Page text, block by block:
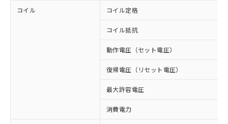
コイル コイル定格
コイル抵抗
動作電圧（セット電圧）
復帰電圧（リセット電圧）
最大許容電圧
消費電力